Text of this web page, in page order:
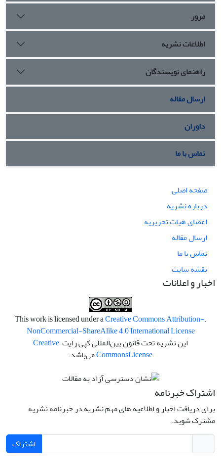
مرور
اطلاعات نشریه
راهنمای نویسندگان
ارسال مقاله
داوران
تماس با ما
صفحه اصلی
درباره نشریه
اعضای هیات تحریریه
ارسال مقاله
تماس با ما
نقشه سایت
اخبار و اعلانات
.This work is licensed under a
Creative Commons Attribution-
NonCommercial-ShareAlike 4.0 International License
این نشریه تحت قانون بین‌المللی کپی رایت Creative
CommonsLicense می‌باشد.
اشتراک خبرنامه
برای دریافت اخبار و اطلاعیه های مهم نشریه در خبرنامه نشریه
مشترک شوید.
اشتراک